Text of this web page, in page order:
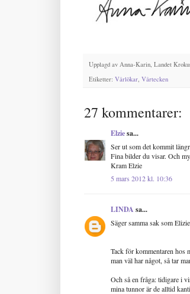
Upplagd av Anna-Karin, Landet
Etiketter: Vårlökar, Vårtecken
27 kommentarer:
Elziesa...
Ser ut som det kommit
Fina bilder du visar. Och
Kram Elzie
5 mars 2012 kl. 10:36
LINDA sa...
Säger samma sak som
Tack för kommentaren hos
man väl har något, så tar
Och så en fråga: tidigare i
mina tunnor är de alltid